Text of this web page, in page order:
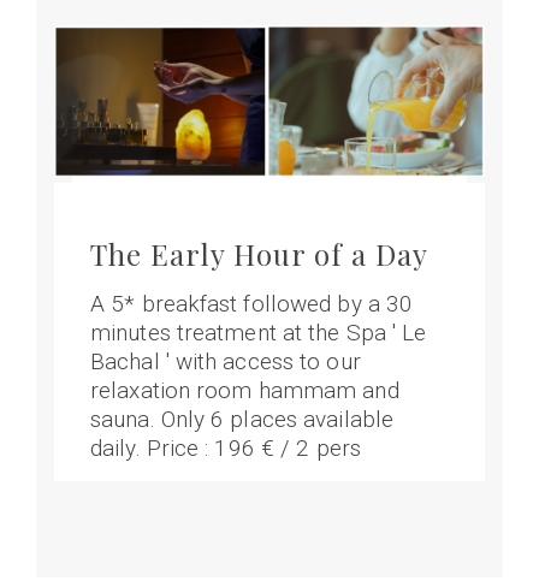
The Early Hour of a Day
A 5* breakfast followed by a 30
minutes treatment at the Spa ' Le
Bachal ' with access to our
relaxation room hammam and
sauna. Only 6 places available
daily. Price : 196 € / 2 pers